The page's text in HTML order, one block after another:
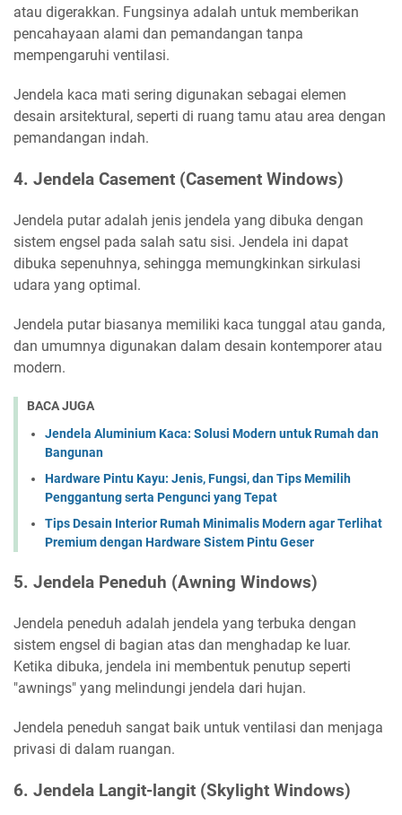
atau digerakkan. Fungsinya adalah untuk memberikan
pencahayaan alami dan pemandangan tanpa
mempengaruhi ventilasi.
Jendela kaca mati sering digunakan sebagai elemen
desain arsitektural, seperti di ruang tamu atau area dengan
pemandangan indah.
4. Jendela Casement (Casement Windows)
Jendela putar adalah jenis jendela yang dibuka dengan
sistem engsel pada salah satu sisi. Jendela ini dapat
dibuka sepenuhnya, sehingga memungkinkan sirkulasi
udara yang optimal.
Jendela putar biasanya memiliki kaca tunggal atau ganda,
dan umumnya digunakan dalam desain kontemporer atau
modern.
BACA JUGA
Jendela Aluminium Kaca: Solusi Modern untuk Rumah dan
Bangunan
Hardware Pintu Kayu: Jenis, Fungsi, dan Tips Memilih
Penggantung serta Pengunci yang Tepat
Tips Desain Interior Rumah Minimalis Modern agar Terlihat
Premium dengan Hardware Sistem Pintu Geser
5. Jendela Peneduh (Awning Windows)
Jendela peneduh adalah jendela yang terbuka dengan
sistem engsel di bagian atas dan menghadap ke luar.
Ketika dibuka, jendela ini membentuk penutup seperti
"awnings" yang melindungi jendela dari hujan.
Jendela peneduh sangat baik untuk ventilasi dan menjaga
privasi di dalam ruangan.
6. Jendela Langit-langit (Skylight Windows)